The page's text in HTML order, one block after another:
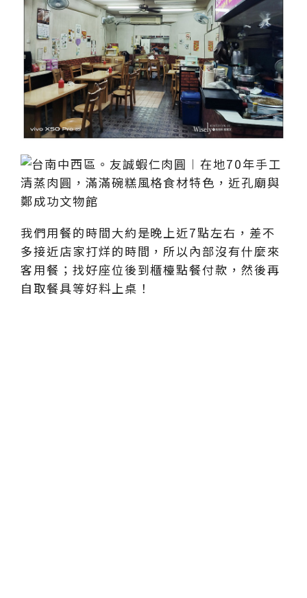
我們用餐的時間大約是晚上近7點左右，差不
多接近店家打烊的時間，所以內部沒有什麼來
客用餐；找好座位後到櫃檯點餐付款，然後再
自取餐具等好料上桌！